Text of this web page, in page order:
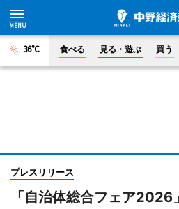
36°C 食べる 見る・遊ぶ 買う
プレスリリース
「自治体総合フェア